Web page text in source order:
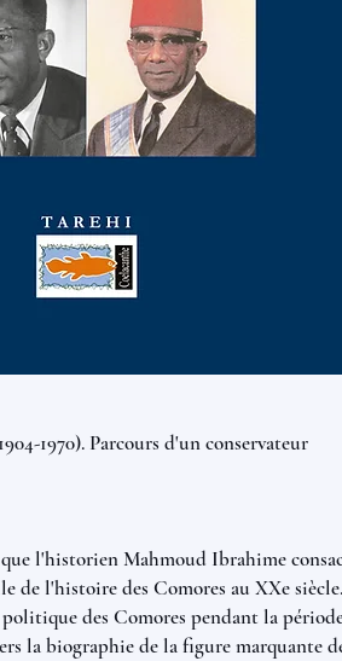
1970). Parcours d'un conservateur
l'historien Mahmoud Ibrahime
de l'histoire des Comores au XXe siècle.
des Comores pendant la
la biographie de la figure marquante